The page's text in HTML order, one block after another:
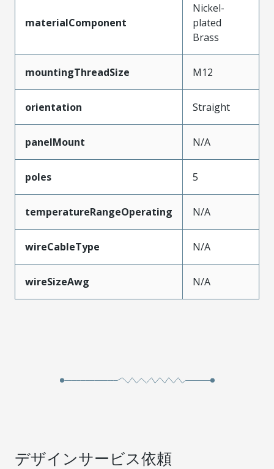
materialComponent
Nickel-
plated
Brass
mountingThreadSize M12
orientation Straight
panelMount N/A
poles 5
temperatureRangeOperating N/A
wireCableType N/A
wireSizeAwg N/A
デザインサービス依頼